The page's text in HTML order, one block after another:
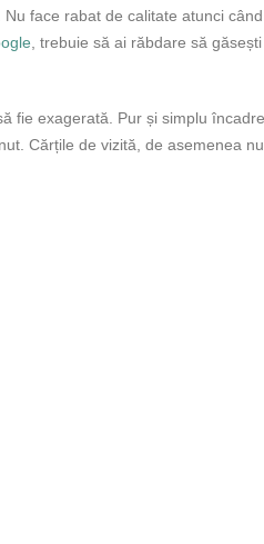
face rabat de calitate atunci
, trebuie să ai răbdare să
fie exagerată. Pur și simplu
Cărțile de vizită, de asemenea